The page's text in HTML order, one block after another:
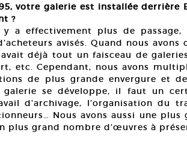
votre galerie est installée derrière
?
a effectivement plus de passage,
avisés. Quand nous avons
déjà tout un faisceau de
etc. Cependant, nous avons
de plus grande envergure et
galerie se développe, il faut un
d’archivage, l’organisation du
Nous avons aussi une plus
plus grand nombre d’œuvres à